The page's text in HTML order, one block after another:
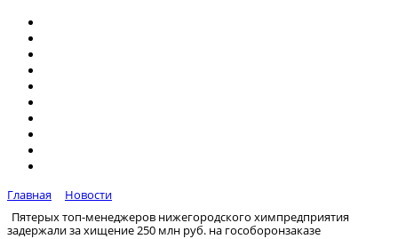
Главная
Новости
Пятерых топ-менеджеров нижегородского химпредприятия
задержали за хищение 250 млн руб. на гособоронзаказе